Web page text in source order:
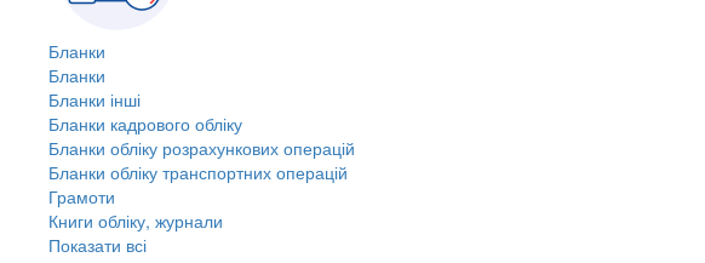
Бланки
Бланки
Бланки інші
Бланки кадрового обліку
Бланки обліку розрахункових операцій
Бланки обліку транспортних операцій
Грамоти
Книги обліку, журнали
Показати всі